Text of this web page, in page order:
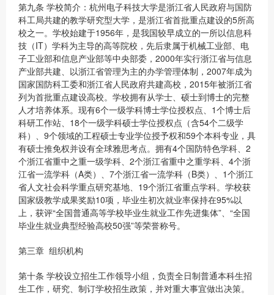
第九条 学校简介：杭州电子科技大学是浙江省人民政府与国防
科工局共建的教学研究型大学，是浙江省首批重点建设的5所高
校之一。学校始建于1956年，是我国较早成立的一所以信息科
技（IT）学科为主导的高等院校，先后隶属于机械工业部、电
子工业部和信息产业部等中央部委，2000年实行浙江省与信息
产业部共建、以浙江省管理为主的办学管理体制，2007年成为
国家国防科工委和浙江省人民政府共建高校，2015年被浙江省
列为首批重点建设高校。学校拥有从学士、硕士到博士的完整
人才培养体系。现有6个一级学科博士学位授权点、1个博士后
科研工作站、18个一级学科硕士学位授权点（含54个二级学
科）、9个领域的工程硕士专业学位授予权和59个本科专业，具
有硕士推免权并设有全球雅思考点。拥有4个国防特色学科、2
个浙江省重中之重一级学科、2个浙江省重中之重学科、4个浙
江省一流学科（A类）、7个浙江省一流学科（B类）、1个浙江
省人文社会科学重点研究基地、19个浙江省重点学科。学校获
国家级教学成果奖励10项，毕业生初次就业率保持在95%以
上，获评“全国普通高等学校毕业生就业工作先进集体”、“全国
毕业生就业典型经验高校50强”等荣誉称号。
第三章 组织机构
第十条 学校设立招生工作领导小组，负责全日制普通本科生招
生工作，研究、制订学校招生政策，并对重大事宜做出决策。